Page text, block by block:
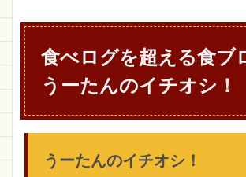
食べログを超える食ブ
うーたんのイチオシ！
うーたんのイチオシ！